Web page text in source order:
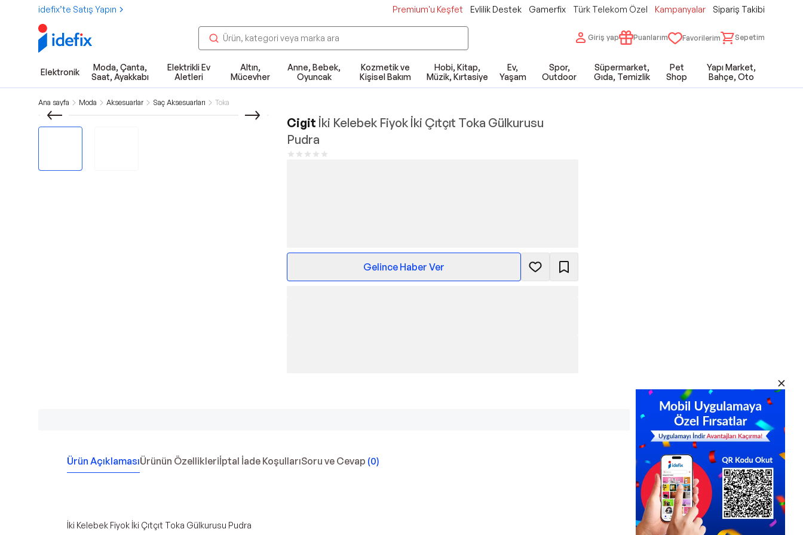
idefix’te Satış Yapın Premium'u Keşfet Evlilik Destek Gamerfix Türk Telekom Özel Kampanyalar Sipariş Takibi
Giriş yap Puanlarım Favorilerim Sepetim
Elektronik
Moda, Çanta,
Saat, Ayakkabı
Elektrikli Ev
Aletleri
Altın,
Mücevher
Anne, Bebek,
Oyuncak
Kozmetik ve
Kişisel Bakım
Hobi, Kitap,
Müzik, Kırtasiye
Ev,
Yaşam
Spor,
Outdoor
Süpermarket,
Gıda, Temizlik
Pet
Shop
Yapı Market,
Bahçe, Oto
Ana sayfa Moda Aksesuarlar Saç Aksesuarları Toka
Cigit İki Kelebek Fiyok İki Çıtçıt Toka Gülkurusu
Pudra
Gelince Haber Ver
Ürün AçıklamasıÜrünün Özellikleriİptal İade KoşullarıSoru ve Cevap (0)
İki Kelebek Fiyok İki Çıtçıt Toka Gülkurusu Pudra